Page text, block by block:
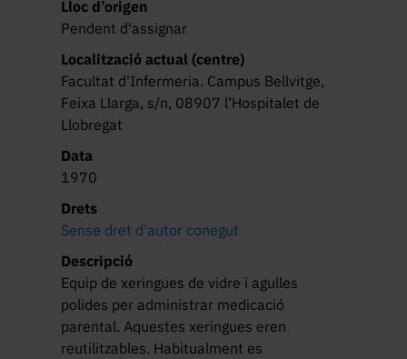
Lloc d’origen
Pendent d'assignar
Localització actual (centre)
Facultat d'Infermeria. Campus Bellvitge,
Feixa Llarga, s/n, 08907 l’Hospitalet de
Llobregat
Data
1970
Drets
Sense dret d'autor conegut
Descripció
Equip de xeringues de vidre i agulles
polides per administrar medicació
parental. Aquestes xeringues eren
reutilitzables. Habitualment es